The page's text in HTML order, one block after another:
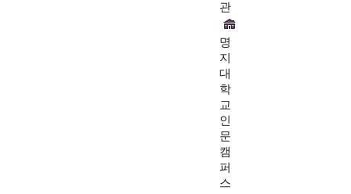
관
명
지
대
학
교
인
문
캠
퍼
스